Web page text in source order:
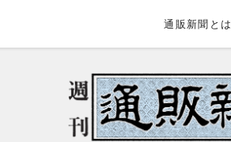
通販新聞とは